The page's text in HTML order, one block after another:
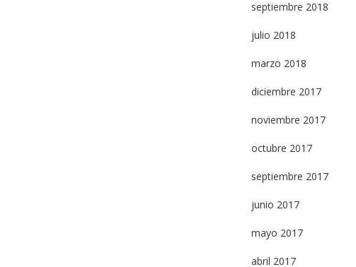
septiembre 2018
julio 2018
marzo 2018
diciembre 2017
noviembre 2017
octubre 2017
septiembre 2017
junio 2017
mayo 2017
abril 2017